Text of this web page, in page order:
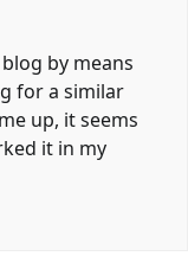
by means
for a similar
up, it seems
it in my